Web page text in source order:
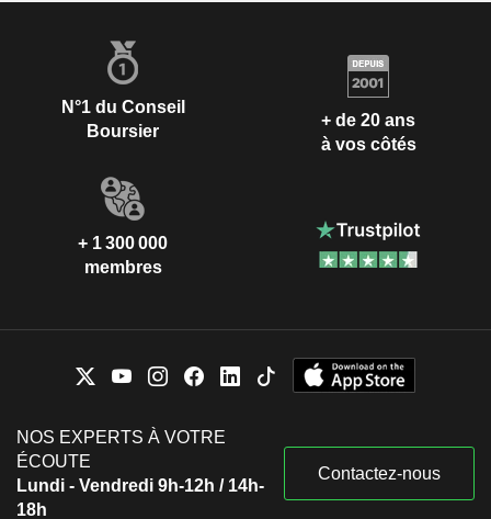
N°1 du Conseil
Boursier
+ de 20 ans
à vos côtés
+ 1 300 000
membres
NOS EXPERTS À VOTRE
ÉCOUTE
Lundi - Vendredi 9h-12h / 14h-
18h
Contactez-nous